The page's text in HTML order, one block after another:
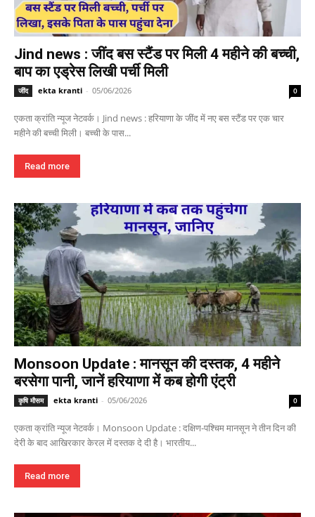
Jind news : जींद बस स्टैंड पर मिली 4 महीने की बच्ची,
बाप का एड्रेस लिखी पर्ची मिली
जींद ekta kranti - 05/06/2026 0
एकता क्रांति न्यूज नेटवर्क। Jind news : हरियाणा के जींद में नए बस स्टैंड पर एक चार
महीने की बच्ची मिली। बच्ची के पास...
Read more
Monsoon Update : मानसून की दस्तक, 4 महीने
बरसेगा पानी, जानें हरियाणा में कब होगी एंट्री
कृषि मौसम ekta kranti - 05/06/2026 0
एकता क्रांति न्यूज नेटवर्क। Monsoon Update : दक्षिण-पश्चिम मानसून ने तीन दिन की
देरी के बाद आखिरकार केरल में दस्तक दे दी है। भारतीय...
Read more